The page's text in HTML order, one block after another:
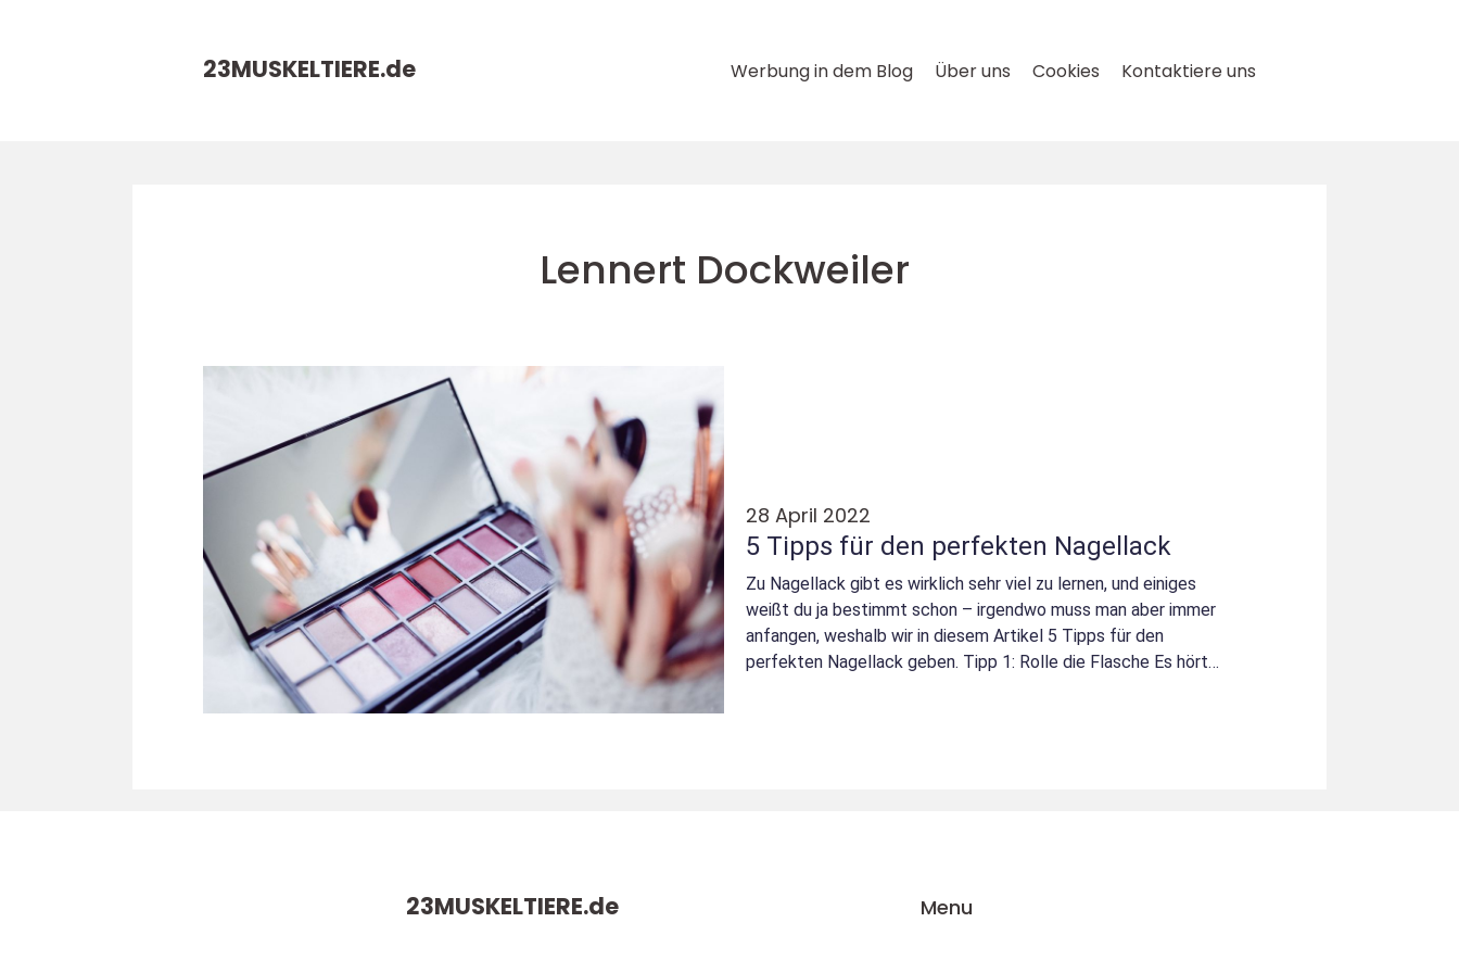
23MUSKELTIERE.de Werbung in dem Blog Über uns Cookies Kontaktiere uns
Lennert Dockweiler
28 April 2022
5 Tipps für den perfekten Nagellack
Zu Nagellack gibt es wirklich sehr viel zu lernen, und einiges
weißt du ja bestimmt schon – irgendwo muss man aber immer
anfangen, weshalb wir in diesem Artikel 5 Tipps für den
perfekten Nagellack geben. Tipp 1: Rolle die Flasche Es hört
23MUSKELTIERE.de Menu